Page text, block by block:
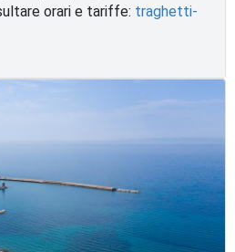
orari e tariffe: traghetti-